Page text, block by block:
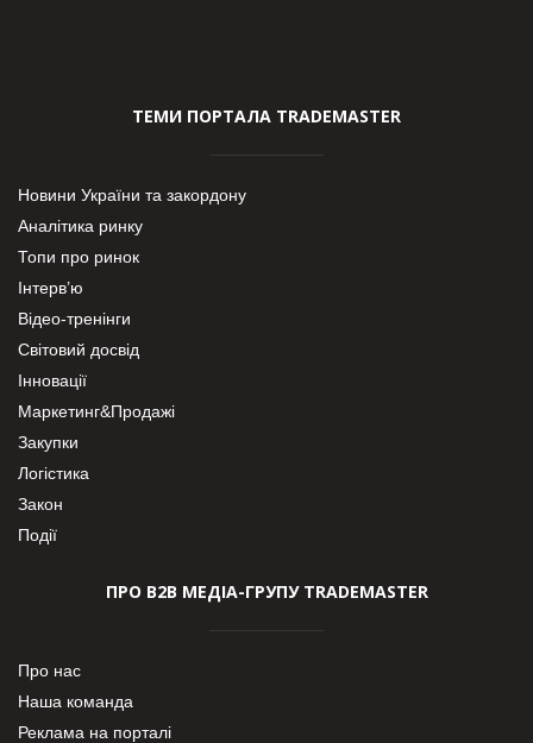
ТЕМИ ПОРТАЛА TRADEMASTER
Новини України та закордону
Аналітика ринку
Топи про ринок
Інтерв’ю
Відео-тренінги
Світовий досвід
Інновації
Маркетинг&Продажі
Закупки
Логістика
Закон
Події
ПРО В2В МЕДІА-ГРУПУ TRADEMASTER
Про нас
Наша команда
Реклама на порталі